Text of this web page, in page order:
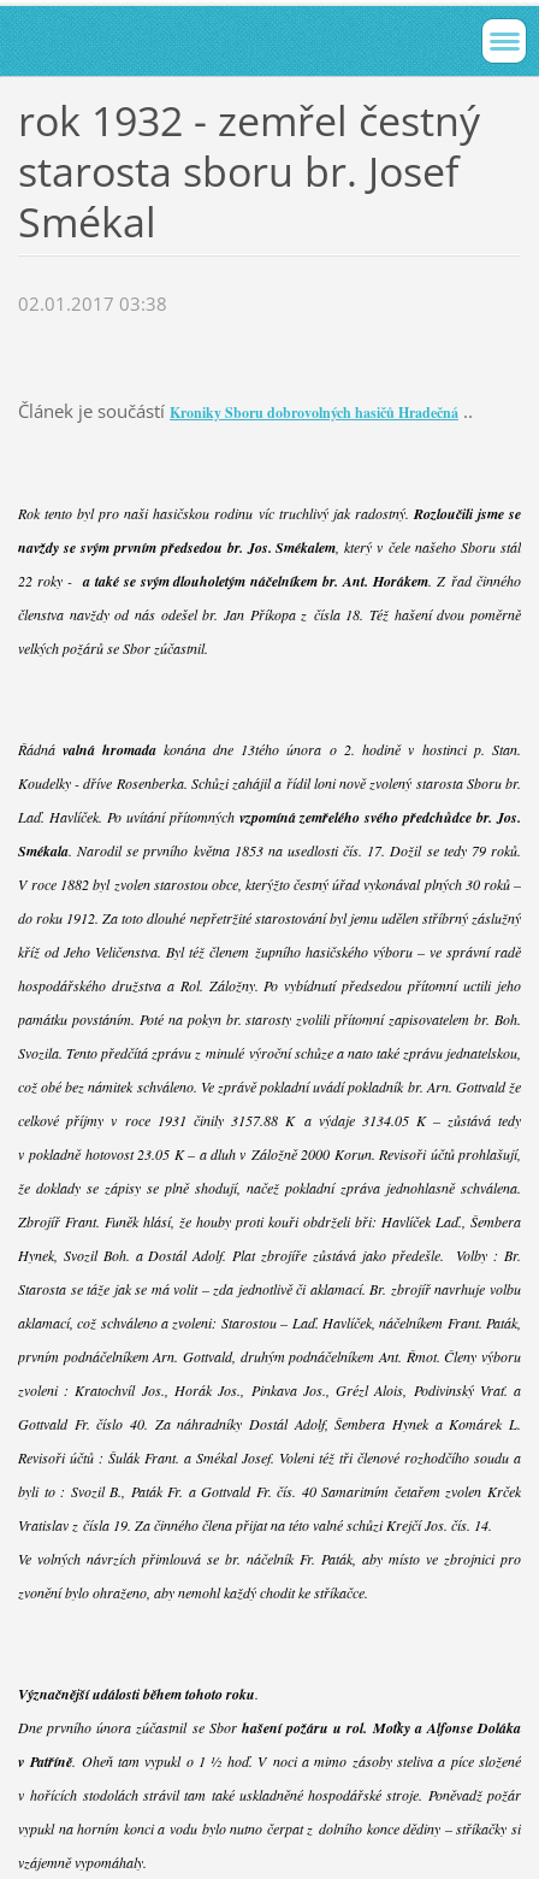
rok 1932 - zemřel čestný
starosta sboru br. Josef
Smékal
02.01.2017 03:38
Článek je součástí Kroniky Sboru dobrovolných hasičů Hradečná..
Rok tento byl pro naši hasičskou rodinu víc truchlivý jak radostný. Rozloučili jsme se
navždy se svým prvním předsedou br. Jos. Smékalem , který v čele našeho Sboru stál
22 roky -a také se svým dlouholetým náčelníkem br. Ant. Horákem. Z řad činného
členstva navždy od nás odešel br. Jan Příkopa z čísla 18. Též hašení dvou poměrně
velkých požárů se Sbor zúčastnil.
Řádnávalná hromada konána dne 13tého února o 2. hodině v hostinci p. Stan.
Koudelky - dříve Rosenberka. Schůzi zahájil a řídil loni nově zvolený starosta Sboru br.
Laď. Havlíček. Po uvítání přítomných vzpomíná zemřelého svého předchůdce br. Jos.
Smékala. Narodil se prvního května 1853 na usedlosti čís. 17. Dožil se tedy 79 roků.
V roce 1882 byl zvolen starostou obce, kterýžto čestný úřad vykonával plných 30 roků –
do roku 1912. Za toto dlouhé nepřetržité starostování byl jemu udělen stříbrný záslužný
kříž od Jeho Veličenstva. Byl též členem župního hasičského výboru – ve správní radě
hospodářského družstva a Rol. Záložny. Po vybídnutí předsedou přítomní uctili jeho
památku povstáním. Poté na pokyn br. starosty zvolili přítomní zapisovatelem br. Boh.
Svozila. Tento předčítá zprávu z minulé výroční schůze a nato také zprávu jednatelskou,
což obé bez námitek schváleno. Ve zprávě pokladní uvádí pokladník br. Arn. Gottvald že
celkové příjmy v roce 1931 činily 3157.88 K a výdaje 3134.05 K – zůstává tedy
v pokladně hotovost 23.05 K – a dluh v Záložně 2000 Korun. Revisoři účtů prohlašují,
že doklady se zápisy se plně shodují, načež pokladní zpráva jednohlasně schválena.
Zbrojíř Frant. Funěk hlásí, že houby proti kouři obdrželi bři: Havlíček Laď., Šembera
Hynek, Svozil Boh. a Dostál Adolf. Plat zbrojíře zůstává jako předešle. Volby : Br.
Starosta se táže jak se má volit – zda jednotlivě či aklamací. Br. zbrojíř navrhuje volbu
aklamací, což schváleno a zvoleni: Starostou – Laď. Havlíček, náčelníkem Frant. Paták,
prvním podnáčelníkem Arn. Gottvald, druhým podnáčelníkem Ant. Řmot. Členy výboru
zvoleni : Kratochvíl Jos., Horák Jos., Pinkava Jos., Grézl Alois, Podivinský Vrať. a
Gottvald Fr. číslo 40. Za náhradníky Dostál Adolf, Šembera Hynek a Komárek L.
Revisoři účtů : Šulák Frant. a Smékal Josef. Voleni též tři členové rozhodčího soudu a
byli to : Svozil B., Paták Fr. a Gottvald Fr. čís. 40 Samaritním četařem zvolen Krček
Vratislav z čísla 19. Za činného člena přijat na této valné schůzi Krejčí Jos. čís. 14.
Ve volných návrzích přimlouvá se br. náčelník Fr. Paták, aby místo ve zbrojnici pro
zvonění bylo ohraženo, aby nemohl každý chodit ke stříkačce.
Význačnější události během tohoto roku.
Dne prvního února zúčastnil se Sbor hašení požáru u rol. Moťky a Alfonse Doláka
v Patříně. Oheň tam vypukl o 1 ½ hoď. V noci a mimo zásoby steliva a píce složené
v hořících stodolách strávil tam také uskladněné hospodářské stroje. Poněvadž požár
vypukl na horním konci a vodu bylo nutno čerpat z dolního konce dědiny – stříkačky si
vzájemně vypomáhaly.